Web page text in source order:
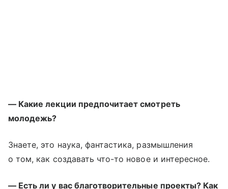
— Какие лекции предпочитает смотреть
молодежь?
Знаете, это наука, фантастика, размышления
о том, как создавать что-то новое и интересное.
— Есть ли у вас благотворительные проекты? Как